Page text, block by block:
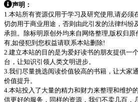
声明：
1.本站所有资源仅用于学习及研究使用,请必须
切勿用于商业用途，否则由此引发的法律纠纷
承担。除标明原创外均来自网络整理,版权归
有,如侵犯到您权益请联系本站删除!
2.建立本站的目的是为爱好读书的朋友提供一
台，让知识引领人类文明进步。
3.我们尽量挑选阅读价值较高的书籍，让大家
价值提升。
4.本站投入了大量的精力和财力来整理和维护
供更好的服务，同样的资源，我们不卖几百，